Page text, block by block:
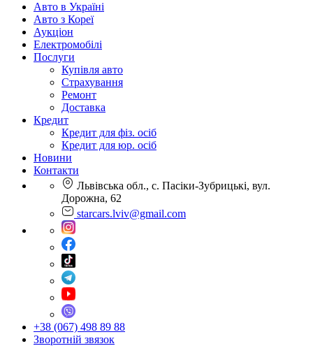
Авто в Україні
Авто з Кореї
Аукціон
Електромобілі
Послуги
Купівля авто
Страхування
Ремонт
Доставка
Кредит
Кредит для фіз. осіб
Кредит для юр. осіб
Новини
Контакти
Львівська обл., с. Пасіки-Зубрицькі, вул.
Дорожна, 62
starcars.lviv@gmail.com
+38 (067) 498 89 88
Зворотній звязок